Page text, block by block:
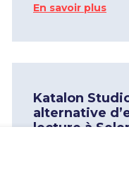
En savoir plus
Katalon
alternative
lecture à
Katalon Studio